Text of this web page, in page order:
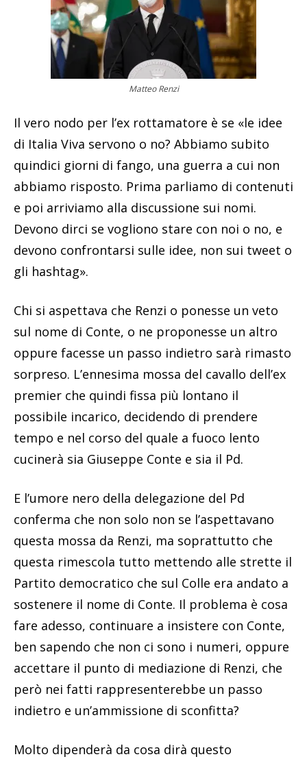
Matteo Renzi
Il vero nodo per l’ex rottamatore è se «le idee
di Italia Viva servono o no? Abbiamo subito
quindici giorni di fango, una guerra a cui non
abbiamo risposto. Prima parliamo di contenuti
e poi arriviamo alla discussione sui nomi.
Devono dirci se vogliono stare con noi o no, e
devono confrontarsi sulle idee, non sui tweet o
gli hashtag».
Chi si aspettava che Renzi o ponesse un veto
sul nome di Conte, o ne proponesse un altro
oppure facesse un passo indietro sarà rimasto
sorpreso. L’ennesima mossa del cavallo dell’ex
premier che quindi fissa più lontano il
possibile incarico, decidendo di prendere
tempo e nel corso del quale a fuoco lento
cucinerà sia Giuseppe Conte e sia il Pd.
E l’umore nero della delegazione del Pd
conferma che non solo non se l’aspettavano
questa mossa da Renzi, ma soprattutto che
questa rimescola tutto mettendo alle strette il
Partito democratico che sul Colle era andato a
sostenere il nome di Conte. Il problema è cosa
fare adesso, continuare a insistere con Conte,
ben sapendo che non ci sono i numeri, oppure
accettare il punto di mediazione di Renzi, che
però nei fatti rappresenterebbe un passo
indietro e un’ammissione di sconfitta?
Molto dipenderà da cosa dirà questo